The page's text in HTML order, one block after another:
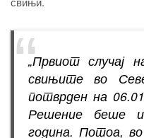
„Првиот случај
свињите во
потврден на
Решение беше
година. Потоа,